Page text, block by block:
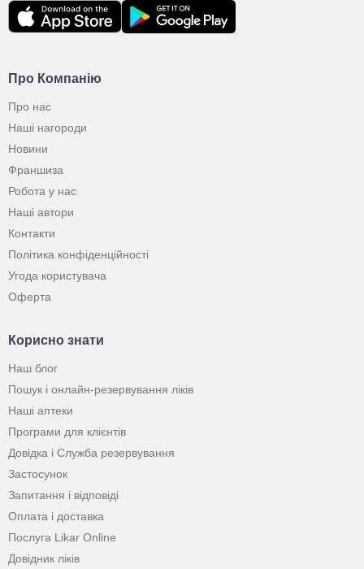
Про Компанію
Про нас
Наші нагороди
Новини
Франшиза
Робота у нас
Наші автори
Контакти
Політика конфіденційності
Угода користувача
Оферта
Корисно знати
Наш блог
Пошук і онлайн-резервування ліків
Наші аптеки
Програми для клієнтів
Довідка і Служба резервування
Застосунок
Запитання і відповіді
Оплата і доставка
Послуга Likar Online
Довідник ліків